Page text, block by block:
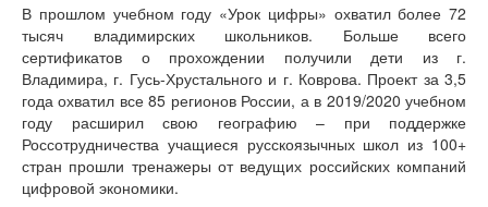
В прошлом учебном году «Урок цифры» охватил более 72
тысяч владимирских школьников. Больше всего
сертификатов о прохождении получили дети из г.
Владимира, г. Гусь-Хрустального и г. Коврова. Проект за 3,5
года охватил все 85 регионов России, а в 2019/2020 учебном
году расширил свою географию – при поддержке
Россотрудничества учащиеся русскоязычных школ из 100+
стран прошли тренажеры от ведущих российских компаний
цифровой экономики.